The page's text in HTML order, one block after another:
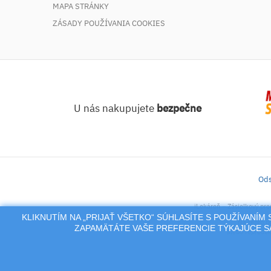
MAPA STRÁNKY
ZÁSADY POUŽÍVANIA COOKIES
KLIKNUTÍM NA „PRIJAŤ VŠETKO“ SÚHLASÍTE S
ZAPAMÄTÁTE VAŠE PREFERENCIE TÝKAJÚCE
U nás nakupujete bezpečne
iLekáreň – Zásielkový
Na tento
alebo